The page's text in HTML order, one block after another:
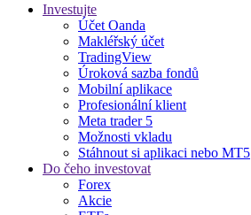
Investujte
Účet Oanda
Makléřský účet
TradingView
Úroková sazba fondů
Mobilní aplikace
Profesionální klient
Meta trader 5
Možnosti vkladu
Stáhnout si aplikaci nebo MT5
Do čeho investovat
Forex
Akcie